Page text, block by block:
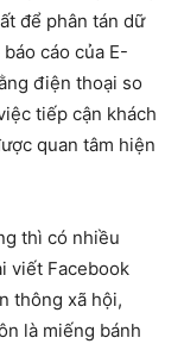
để phân tán dữ
cáo của E-
điện thoại so
tiếp cận khách
quan tâm hiện
thì có nhiều
viết Facebook
thông xã hội,
là miếng bánh